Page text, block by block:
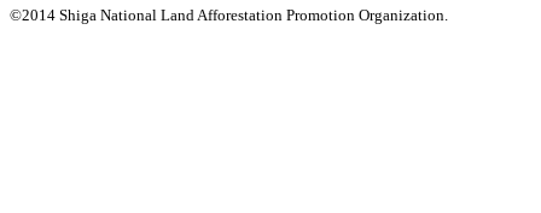
©2014 Shiga National Land Afforestation Promotion Organization.